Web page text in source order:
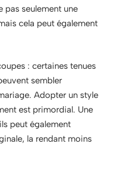
pas seulement une
cela peut également
: certaines tenues
sembler
Adopter un style
est primordial. Une
peut également
la rendant moins